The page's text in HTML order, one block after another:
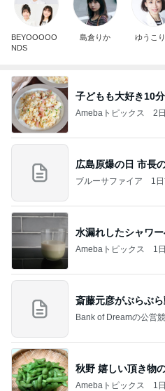
BEYOOOOO
NDS
島倉りか ゆうこ
子どもも大好き10
Amebaトピックス 2
広島原爆の日 市長
ブルーサファイア 1
水漏れしたシャワ
Amebaトピックス 1
斎藤元彦がぶらぶ
Bank of Dreamの公営
秋野 嬉しい頂き物
Amebaトピックス 1